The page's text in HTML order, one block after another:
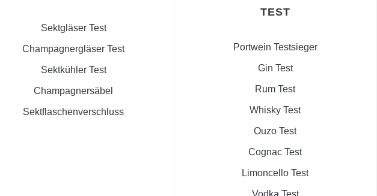
Sektgläser Test
Champagnergläser Test
Sektkühler Test
Champagnersäbel
Sektflaschenverschluss
TEST
Portwein Testsieger
Gin Test
Rum Test
Whisky Test
Ouzo Test
Cognac Test
Limoncello Test